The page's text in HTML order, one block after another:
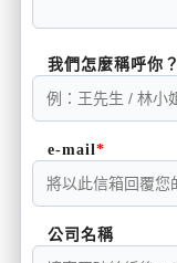
我們怎麼稱呼你？
e-mail
公司名稱